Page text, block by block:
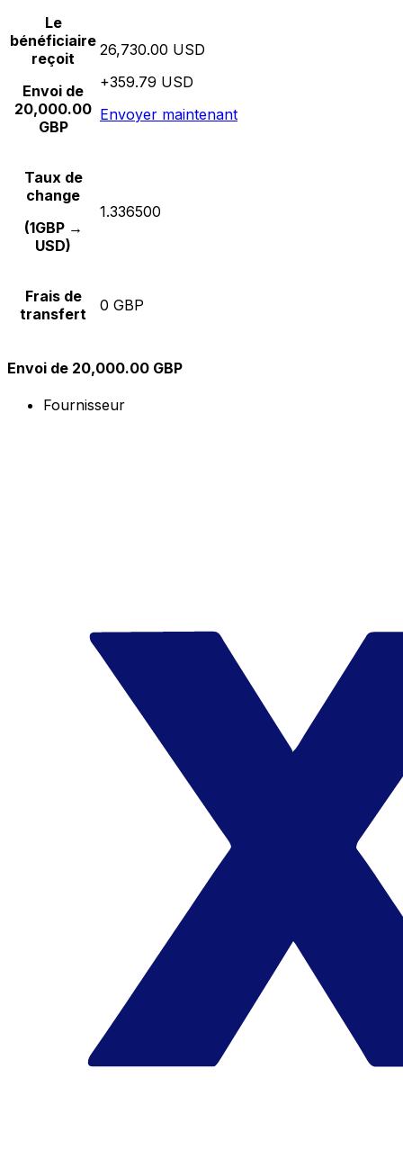
Le
bénéficiaire
reçoit
Envoi de
20,000.00
GBP
26,730.00 USD
+359.79 USD
Envoyer maintenant
Taux de
change
(1GBP →
USD)
1.336500
Frais de
transfert
0 GBP
Envoi de 20,000.00 GBP
Fournisseur